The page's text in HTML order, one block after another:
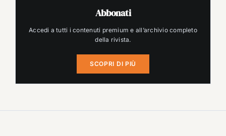
Abbonati
Accedi a tutti i contenuti premium e all’archivio completo
della rivista.
SCOPRI DI PIÙ